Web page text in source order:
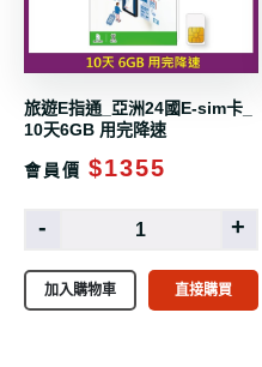
旅遊E指通_亞洲24國E-sim卡_
10天6GB 用完降速
會員價 $1355
- +
加入購物車 直接購買